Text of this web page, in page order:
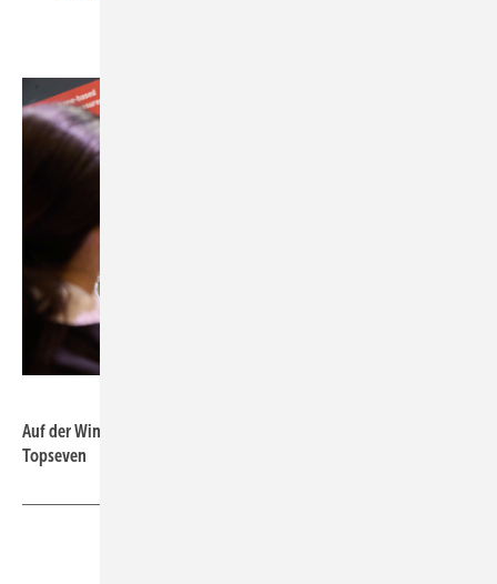
Auf der Wind Energy Hamburg: Knud Rissel, Managing Director bei
Topseven